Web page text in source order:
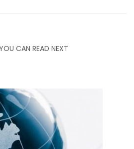
CAN READ NEXT